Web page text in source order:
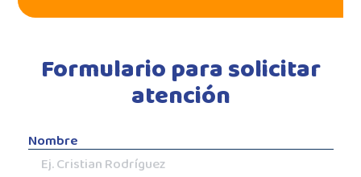
Formulario para solicitar
atención
Nombre